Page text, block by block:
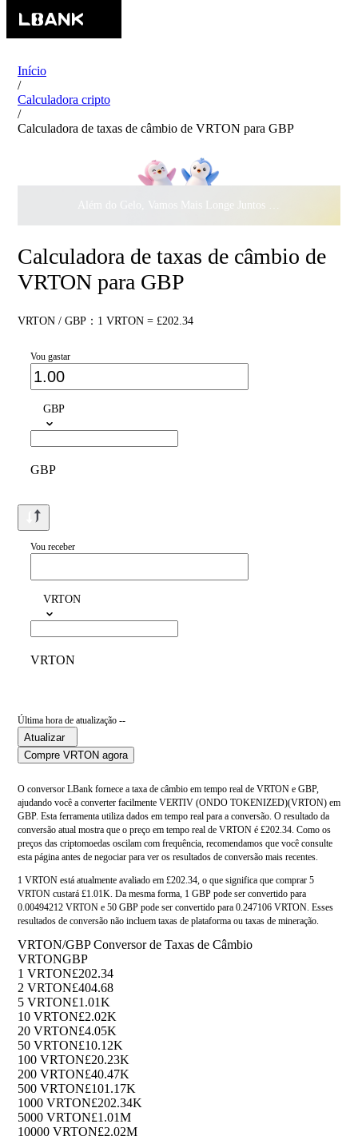
Início
/
Calculadora cripto
/
Calculadora de taxas de câmbio de VRTON para GBP
Além do Gelo, Vamos Mais Longe Juntos ·$500.000
Calculadora de taxas de câmbio de
VRTON para GBP
VRTON / GBP：1 VRTON = £202.34
Vou gastar
GBP
GBP
Vou receber
VRTON
VRTON
Última hora de atualização --
Atualizar
Compre VRTON agora
O conversor LBank fornece a taxa de câmbio em tempo real de VRTON e GBP,
ajudando você a converter facilmente VERTIV (ONDO TOKENIZED)(VRTON) em
GBP. Esta ferramenta utiliza dados em tempo real para a conversão. O resultado da
conversão atual mostra que o preço em tempo real de VRTON é £202.34. Como os
preços das criptomoedas oscilam com frequência, recomendamos que você consulte
esta página antes de negociar para ver os resultados de conversão mais recentes.
1 VRTON está atualmente avaliado em £202.34, o que significa que comprar 5
VRTON custará £1.01K. Da mesma forma, 1 GBP pode ser convertido para
0.00494212 VRTON e 50 GBP pode ser convertido para 0.247106 VRTON. Esses
resultados de conversão não incluem taxas de plataforma ou taxas de mineração.
VRTON/GBP Conversor de Taxas de Câmbio
VRTONGBP
1 VRTON£202.34
2 VRTON£404.68
5 VRTON£1.01K
10 VRTON£2.02K
20 VRTON£4.05K
50 VRTON£10.12K
100 VRTON£20.23K
200 VRTON£40.47K
500 VRTON£101.17K
1000 VRTON£202.34K
5000 VRTON£1.01M
10000 VRTON£2.02M